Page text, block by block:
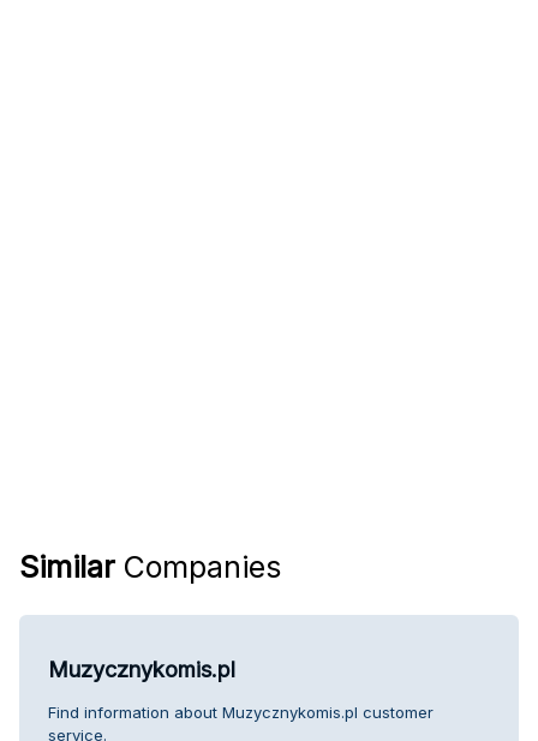
Similar Companies
Muzycznykomis.pl
Find information about Muzycznykomis.pl customer
service.